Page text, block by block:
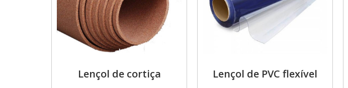
Lençol de cortiça Lençol de PVC flexível